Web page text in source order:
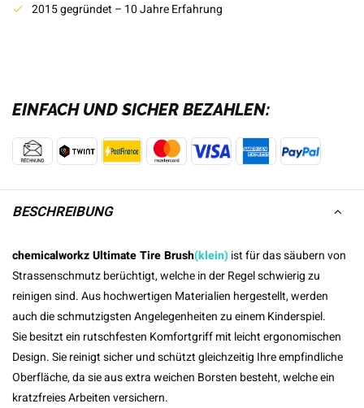
2015 gegründet – 10 Jahre Erfahrung
EINFACH UND SICHER BEZAHLEN:
BESCHREIBUNG
chemicalworkz Ultimate Tire Brush(klein)ist für das säubern von
Strassenschmutz berüchtigt, welche in der Regel schwierig zu
reinigen sind. Aus hochwertigen Materialien hergestellt, werden
auch die schmutzigsten Angelegenheiten zu einem Kinderspiel.
Sie besitzt ein rutschfesten Komfortgriff mit leicht ergonomischen
Design. Sie reinigt sicher und schützt gleichzeitig Ihre empfindliche
Oberfläche, da sie aus extra weichen Borsten besteht, welche ein
kratzfreies Arbeiten versichern.